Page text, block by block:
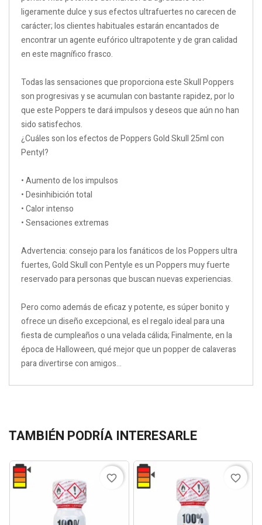
ligeramente dulce y sus efectos ultrafuertes no carecen de
carácter; los clientes habituales estarán encantados de
encontrar un agente eufórico ultrapotente y de gran calidad
en este magnífico frasco.
Todas las sensaciones que proporciona este Skull Poppers
son progresivas y se acumulan con bastante rapidez, por lo
que este Poppers te dará impulsos y deseos que aún no han
sido satisfechos.
¿Cuáles son los efectos de Poppers Gold Skull 25ml con
Pentyl?
• Aumento de los impulsos
• Desinhibición total
• Calor intenso
• Sensaciones extremas
Advertencia: consejo para los fanáticos de los Poppers ultra
fuertes, Gold Skull con Pentyle es un Poppers muy fuerte
reservado para personas que buscan nuevas experiencias.
Pero como además de eficaz y potente, es súper bonito y
ofrece un diseño excepcional, es el regalo ideal para una
fiesta de cumpleaños o una velada cálida; Finalmente, en la
época de Halloween, qué mejor que un popper de calaveras
para divertirse con amigos...
TAMBIÉN PODRÍA INTERESARLE
favorite_border favorite_border